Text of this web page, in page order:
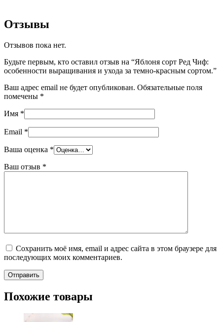
Отзывы
Отзывов пока нет.
Будьте первым, кто оставил отзыв на “Яблоня сорт Ред Чиф:
особенности выращивания и ухода за темно-красным сортом.”
Ваш адрес email не будет опубликован. Обязательные поля
помечены *
Имя *
Email *
Ваша оценка *
Ваш отзыв *
Сохранить моё имя, email и адрес сайта в этом браузере для
последующих моих комментариев.
Похожие товары